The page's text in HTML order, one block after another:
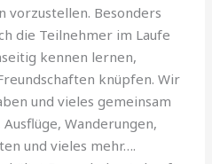
vorzustellen. Besonders
die Teilnehmer im Laufe
kennen lernen,
knüpfen. Wir
und vieles gemeinsam
Wanderungen,
und vieles mehr….